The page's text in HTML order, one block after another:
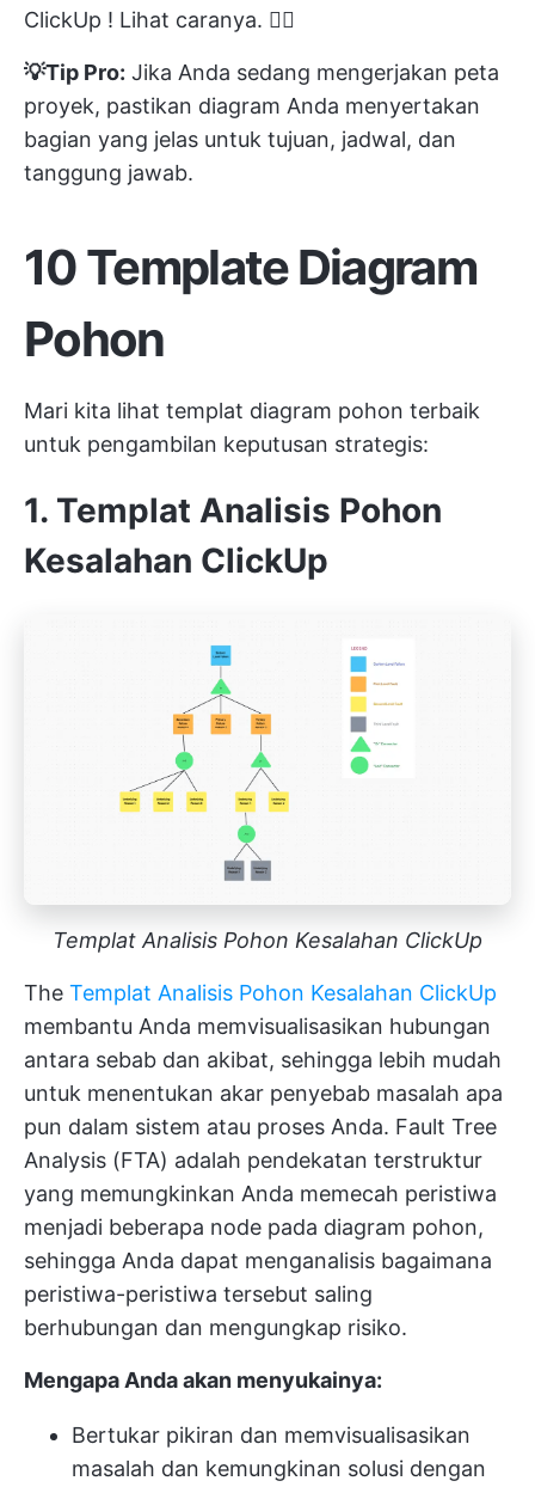
ClickUp ! Lihat caranya. 👇🏼
💡Tip Pro: Jika Anda sedang mengerjakan peta
proyek, pastikan diagram Anda menyertakan
bagian yang jelas untuk tujuan, jadwal, dan
tanggung jawab.
10 Template Diagram
Pohon
Mari kita lihat templat diagram pohon terbaik
untuk pengambilan keputusan strategis:
1. Templat Analisis Pohon
Kesalahan ClickUp
Templat Analisis Pohon Kesalahan ClickUp
The Templat Analisis Pohon Kesalahan ClickUp
membantu Anda memvisualisasikan hubungan
antara sebab dan akibat, sehingga lebih mudah
untuk menentukan akar penyebab masalah apa
pun dalam sistem atau proses Anda. Fault Tree
Analysis (FTA) adalah pendekatan terstruktur
yang memungkinkan Anda memecah peristiwa
menjadi beberapa node pada diagram pohon,
sehingga Anda dapat menganalisis bagaimana
peristiwa-peristiwa tersebut saling
berhubungan dan mengungkap risiko.
Mengapa Anda akan menyukainya:
Bertukar pikiran dan memvisualisasikan
masalah dan kemungkinan solusi dengan